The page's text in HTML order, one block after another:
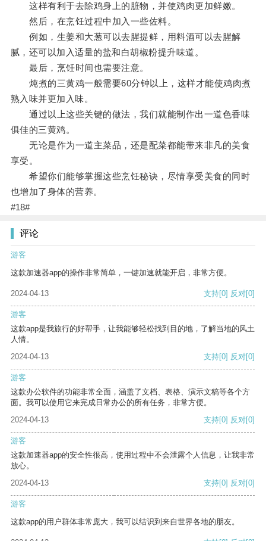
这样有利于去除鸡身上的脏物，并使鸡肉更加鲜嫩。
然后，在烹饪过程中加入一些佐料。
例如，生姜和大葱可以去腥提鲜，用料酒可以去腥解
腻，还可以加入适量的盐和白胡椒粉提升味道。
最后，烹饪时间也需要注意。
炖煮的三黄鸡一般需要60分钟以上，这样才能使鸡肉煮
熟入味并更加入味。
通过以上这些关键的做法，我们就能制作出一道色香味
俱佳的三黄鸡。
无论是作为一道主菜品，还是配菜都能带来非凡的美食
享受。
希望你们能够掌握这些烹饪秘诀，尽情享受美食的同时
也增加了身体的营养。
#18#
评论
游客
这款加速器app的操作非常简单，一键加速就能开启，非常方便。
2024-04-13 支持[0] 反对[0]
游客
这款app是我旅行的好帮手，让我能够轻松找到目的地，了解当地的风土
人情。
2024-04-13
支持[0] 反对[0]
游客
这款办公软件的功能非常全面，涵盖了文档、表格、演示文稿等各个方
面。我可以使用它来完成日常办公的所有任务，非常方便。
2024-04-13
支持[0] 反对[0]
游客
这款加速器app的安全性很高，使用过程中不会泄露个人信息，让我非常
放心。
2024-04-13
支持[0] 反对[0]
游客
这款app的用户群体非常庞大，我可以结识到来自世界各地的朋友。